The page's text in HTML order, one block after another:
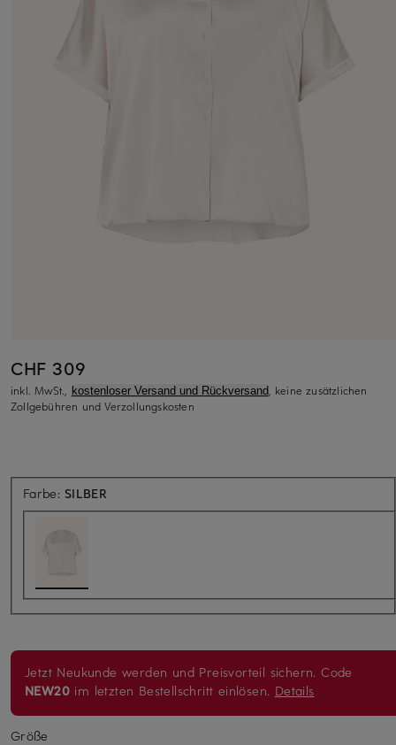
CHF 309
inkl. MwSt., kostenloser Versand und Rückversand, keine zusätzlichen
Zollgebühren und Verzollungskosten
Farbe: SILBER
Jetzt Neukunde werden und Preisvorteil sichern. Code
NEW20 im letzten Bestellschritt einlösen. Details
Größe